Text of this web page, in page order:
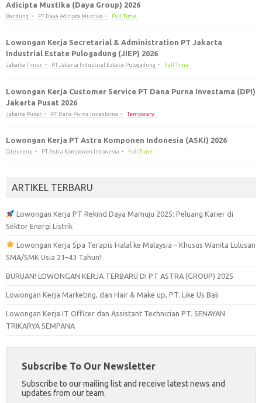
Adicipta Mustika (Daya Group) 2026
Bandung PT Daya Adicipta Mustika Full Time
Lowongan Kerja Secretarial & Administration PT Jakarta
Industrial Estate Pulogadung (JIEP) 2026
Jakarta Timur PT Jakarta Industrial Estate Pulogadung Full Time
Lowongan Kerja Customer Service PT Dana Purna Investama (DPI)
Jakarta Pusat 2026
Jakarta Pusat PT Dana Purna Investama Temporary
Lowongan Kerja PT Astra Komponen Indonesia (ASKI) 2026
Citeureup PT Astra Komponen Indonesia Full Time
ARTIKEL TERBARU
Lowongan Kerja PT Rekind Daya Mamuju 2025: Peluang Karier di
Sektor Energi Listrik
Lowongan Kerja Spa Terapis Halal ke Malaysia – Khusus Wanita Lulusan
SMA/SMK Usia 21–43 Tahun!
BURUAN! LOWONGAN KERJA TERBARU DI PT ASTRA (GROUP) 2025
Lowongan Kerja Marketing, dan Hair & Make up, PT. Like Us Bali
Lowongan Kerja IT Officer dan Assistant Technician PT. SENAYAN
TRIKARYA SEMPANA
Subscribe To Our Newsletter
Subscribe to our mailing list and receive latest news and
updates from our team.